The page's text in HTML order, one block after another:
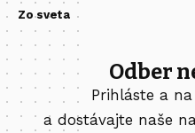
Zo sveta
Odber
Prihláste a
a dostávajte naše